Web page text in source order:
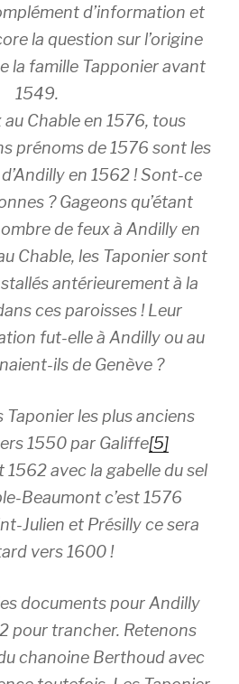
d’information et
la question sur l’origine
la famille Tapponier avant
1549.
Chable en 1576, tous
prénoms de 1576 sont les
en 1562 ! Sont-ce
? Gageons qu’étant
de feux à Andilly en
Chable, les Taponier sont
antérieurement à la
ces paroisses ! Leur
fut-elle à Andilly ou au
ils de Genève ?
Taponier les plus anciens
1550 par Galiffe[5]
1562 avec la gabelle du sel
Beaumont c’est 1576
Julien et Présilly ce sera
vers 1600!
documents pour Andilly
pour trancher. Retenons
chanoine Berthoud avec